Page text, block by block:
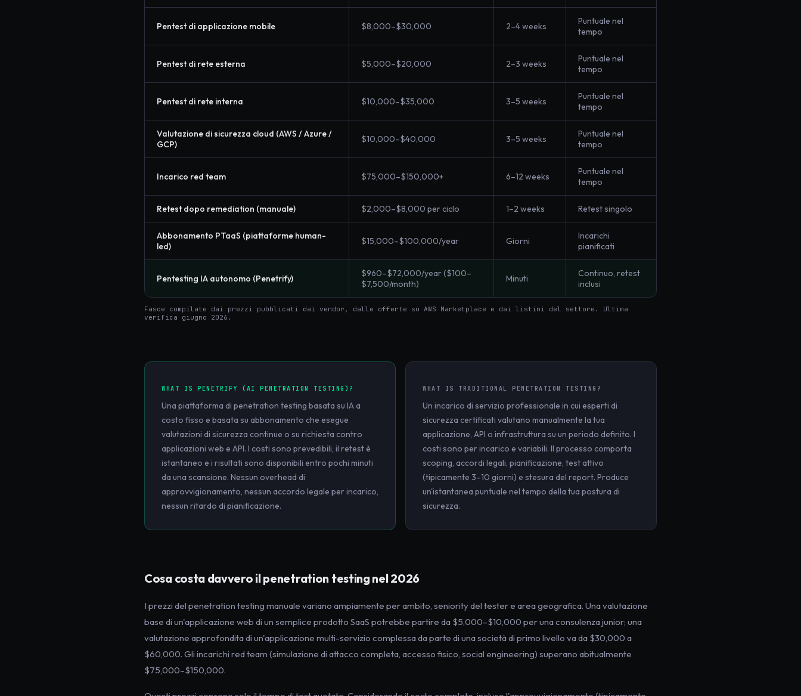
Pentest di applicazione mobile $8,000–$30,000 2–4 weeks
Puntuale nel
tempo
Pentest di rete esterna $5,000–$20,000 2–3 weeks
Puntuale nel
tempo
Pentest di rete interna $10,000–$35,000 3–5 weeks
Puntuale nel
tempo
Valutazione di sicurezza cloud (AWS / Azure /
GCP)
$10,000–$40,000 3–5 weeks
Puntuale nel
tempo
Incarico red team $75,000–$150,000+ 6–12 weeks
Puntuale nel
tempo
Retest dopo remediation (manuale) $2,000–$8,000 per ciclo 1–2 weeks Retest singolo
Abbonamento PTaaS (piattaforme human-
led)
$15,000–$100,000/year Giorni
Incarichi
pianificati
Pentesting IA autonomo (Penetrify)
$960–$72,000/year ($100–
$7,500/month)
Minuti
Continuo, retest
inclusi
Fasce compilate dai prezzi pubblicati dai vendor, dalle offerte su AWS Marketplace e dai listini del settore. Ultima
verifica giugno 2026.
WHAT IS PENETRIFY (AI PENETRATION TESTING) ?
Una piattaforma di penetration testing basata su IA a
costo fisso e basata su abbonamento che esegue
valutazioni di sicurezza continue o su richiesta contro
applicazioni web e API. I costi sono prevedibili, il retest è
istantaneo e i risultati sono disponibili entro pochi minuti
da una scansione. Nessun overhead di
approvvigionamento, nessun accordo legale per incarico,
nessun ritardo di pianificazione.
WHAT IS TRADITIONAL PENETRATION TESTING ?
Un incarico di servizio professionale in cui esperti di
sicurezza certificati valutano manualmente la tua
applicazione, API o infrastruttura su un periodo definito. I
costi sono per incarico e variabili. Il processo comporta
scoping, accordi legali, pianificazione, test attivo
(tipicamente 3–10 giorni) e stesura del report. Produce
un'istantanea puntuale nel tempo della tua postura di
sicurezza.
Cosa costa davvero il penetration testing nel 2026
I prezzi del penetration testing manuale variano ampiamente per ambito, seniority del tester e area geografica. Una valutazione
base di un'applicazione web di un semplice prodotto SaaS potrebbe partire da $5,000–$10,000 per una consulenza junior; una
valutazione approfondita di un'applicazione multi-servizio complessa da parte di una società di primo livello va da $30,000 a
$60,000. Gli incarichi red team (simulazione di attacco completa, accesso fisico, social engineering) superano abitualmente
$75,000–$150,000.